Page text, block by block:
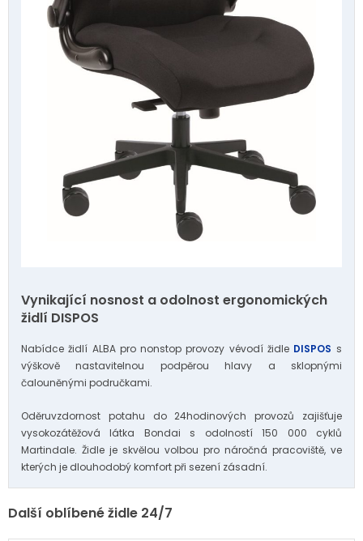
Vynikající nosnost a odolnost ergonomických
židlí DISPOS
Nabídce židlí ALBA pro nonstop provozy vévodí židle DISPOS s
výškově nastavitelnou podpěrou hlavy a sklopnými
čalouněnými područkami.
Oděruvzdornost potahu do 24hodinových provozů zajišťuje
vysokozátěžová látka Bondai s odolností 150 000 cyklů
Martindale. Židle je skvělou volbou pro náročná pracoviště, ve
kterých je dlouhodobý komfort při sezení zásadní.
Další oblíbené židle 24/7